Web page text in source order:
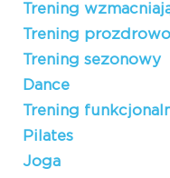
Trening
Trening
Trening sezonowy
Dance
Trening
Pilates
Joga